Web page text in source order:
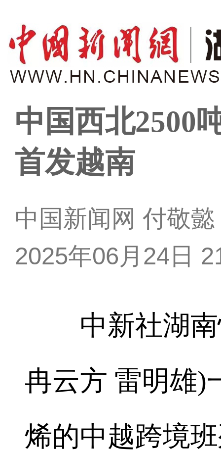
中国西北2500
首发越南
中国新闻网 付敬
2025年06月24日
中新社湖南
冉云方 雷明雄)
烯的中越跨境